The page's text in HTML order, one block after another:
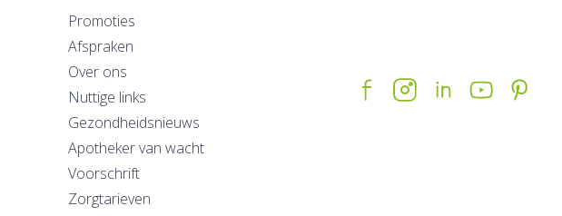
Promoties
Afspraken
Over ons
Nuttige links
Gezondheidsnieuws
Apotheker van wacht
Voorschrift
Zorgtarieven